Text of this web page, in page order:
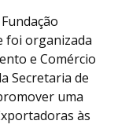
foi organizada
e Comércio
Secretaria de
uma
às